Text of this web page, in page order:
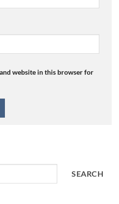
website in this browser for
SEARCH